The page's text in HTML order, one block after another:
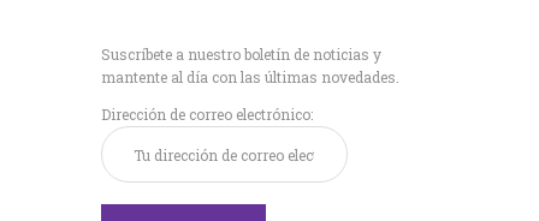
Suscríbete a nuestro boletín de noticias y
mantente al día con las últimas novedades.
Dirección de correo electrónico: